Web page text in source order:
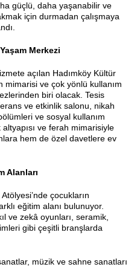
güçlü, daha yaşanabilir ve
için durmadan çalışmaya
Merkezi
açılan Hadımköy Kültür
mimarisi ve çok yönlü kullanım
biri olacak. Tesis
ve etkinlik salonu, nikah
ve sosyal kullanım
ve ferah mimarisiyle
hem de özel davetlere ev
Alanları
çocukların
eğitim alanı bulunuyor.
ve zekâ oyunları, seramik,
gibi çeşitli branşlarda
müzik ve sahne sanatları